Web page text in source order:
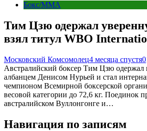
Бокс/MMA
Тим Цзю одержал
взял титул WBO
Московский Комсомолец4 месяца спустя0
Австралийский боксер Тим Цзю одержал
албанцем Денисом Нурьей и стал
чемпионом Всемирной боксерской
весовой категории до 72,6 кг. Поединок
австралийском Вуллонгонге и…
Навигация по записям